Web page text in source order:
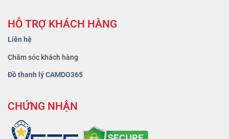
HỖ TRỢ KHÁCH HÀNG
Liên hệ
Chăm sóc khách hàng
Đồ thanh lý CAMDO365
CHỨNG NHẬN